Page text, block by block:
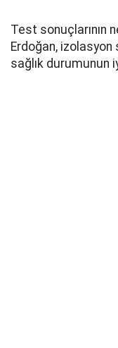
Test sonuçlarının
Erdoğan, izolasyon
sağlık durumunun